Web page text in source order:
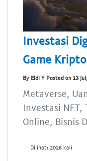
Investasi
Game
By Eldi Y Posted on 13
Metaverse,
Investasi
Online, Bisnis
Dilihat: 2026 kali